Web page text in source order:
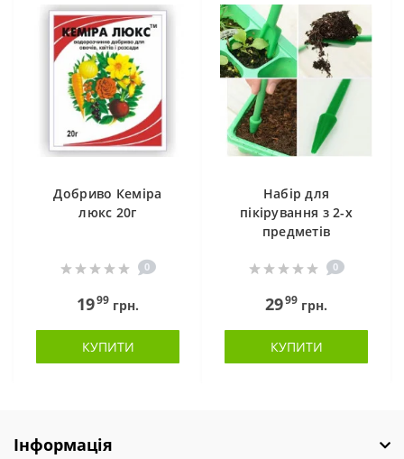
Добриво Кеміра
люкс 20г
0
1999 грн.
КУПИТИ
Набір для
пікірування з 2-х
предметів
0
2999 грн.
КУПИТИ
Інформація